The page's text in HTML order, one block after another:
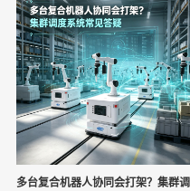
多台复合机器人协同会打架？集群调